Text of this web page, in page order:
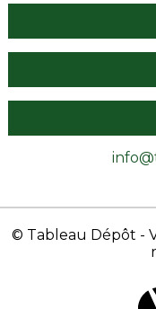
© Tableau Dépôt -